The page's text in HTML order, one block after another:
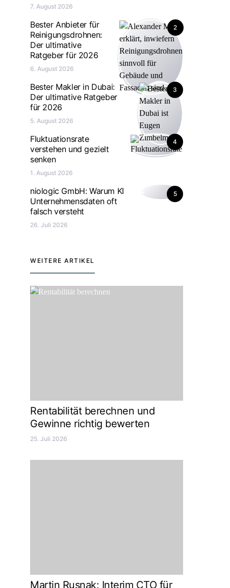
7. August 2026
2
Bester Anbieter für
Reinigungsdrohnen:
Der ultimative
Ratgeber für 2026
6. August 2026
3
Bester Makler in Dubai:
Der ultimative Ratgeber
für 2026
5. August 2026
4
Fluktuationsrate
verstehen und gezielt
senken
1. August 2026
5
niologic GmbH: Warum KI
Unternehmensdaten oft
falsch versteht
26. Juli 2026
WEITERE ARTIKEL
Rentabilität berechnen und
Gewinne richtig bewerten
25. Juli 2026
Martin Rusnak: Interim CTO für